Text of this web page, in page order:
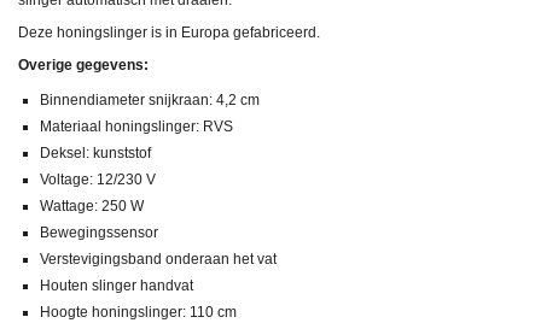
Deze honingslinger is in Europa gefabriceerd.
Overige gegevens:
Binnendiameter snijkraan: 4,2 cm
Materiaal honingslinger: RVS
Deksel: kunststof
Voltage: 12/230 V
Wattage: 250 W
Bewegingssensor
Verstevigingsband onderaan het vat
Houten slinger handvat
Hoogte honingslinger: 110 cm